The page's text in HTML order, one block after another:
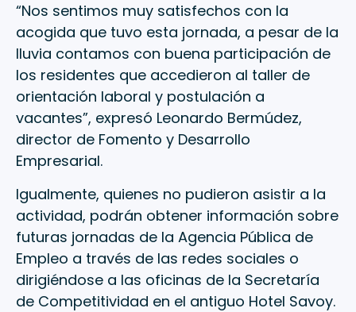
“Nos sentimos muy satisfechos con la
acogida que tuvo esta jornada, a pesar de la
lluvia contamos con buena participación de
los residentes que accedieron al taller de
orientación laboral y postulación a
vacantes”, expresó Leonardo Bermúdez,
director de Fomento y Desarrollo
Empresarial.
Igualmente, quienes no pudieron asistir a la
actividad, podrán obtener información sobre
futuras jornadas de la Agencia Pública de
Empleo a través de las redes sociales o
dirigiéndose a las oficinas de la Secretaría
de Competitividad en el antiguo Hotel Savoy.